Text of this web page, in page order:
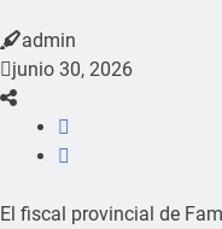
admin
junio 30, 2026
El fiscal provincial de